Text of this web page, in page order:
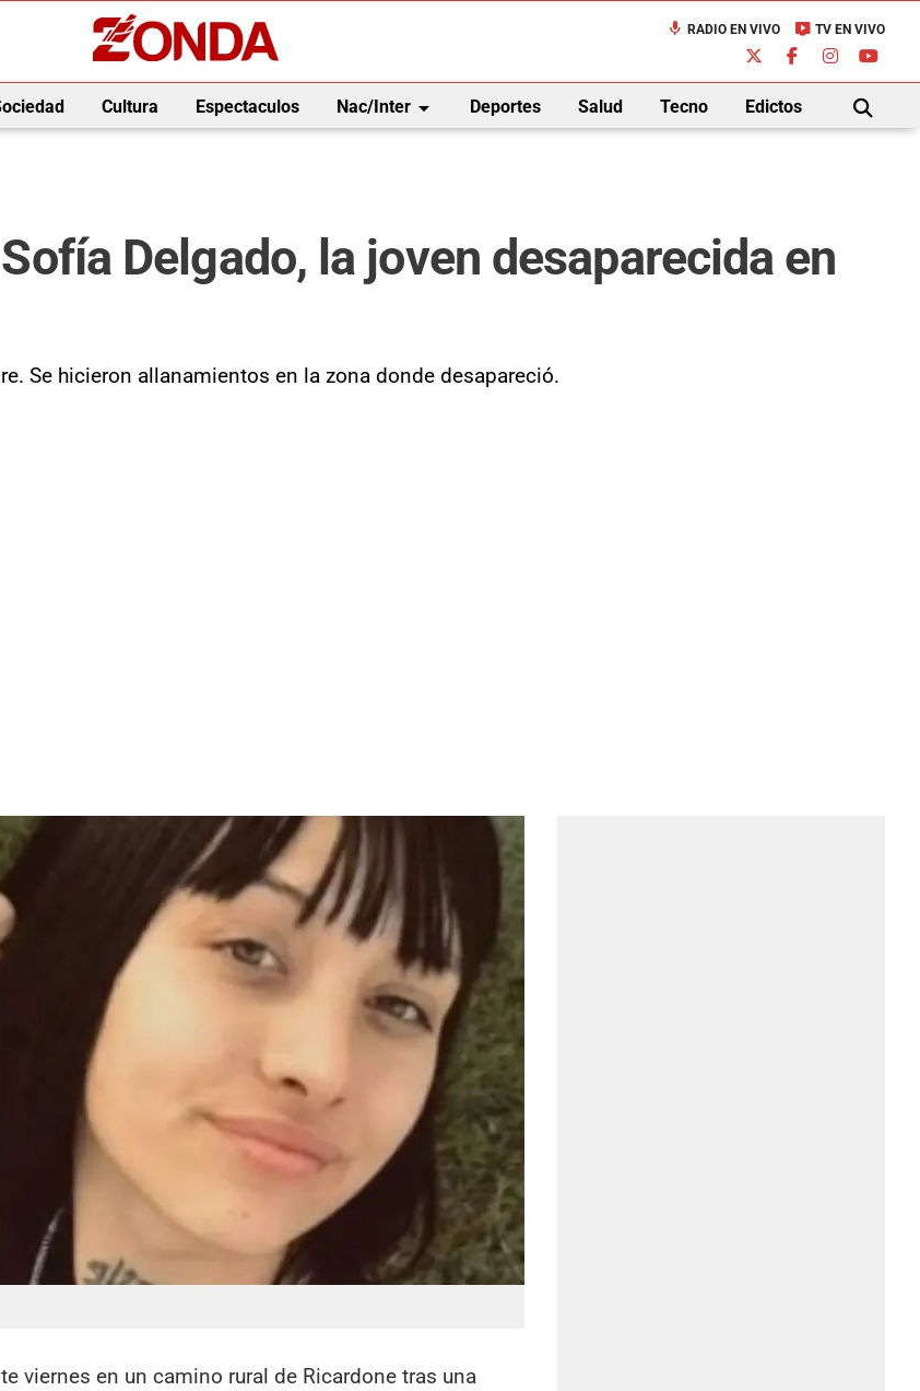
mic RADIO EN VIVO live_tv TV EN VIVO
Cultura Espectaculos Nac/Interarrow_drop_down Deportes Salud Tecno Edictos
BUSCAR
Delgado, la joven desaparecida en
Se hicieron allanamientos en la zona donde desapareció.
viernes en un camino rural de Ricardone tras una